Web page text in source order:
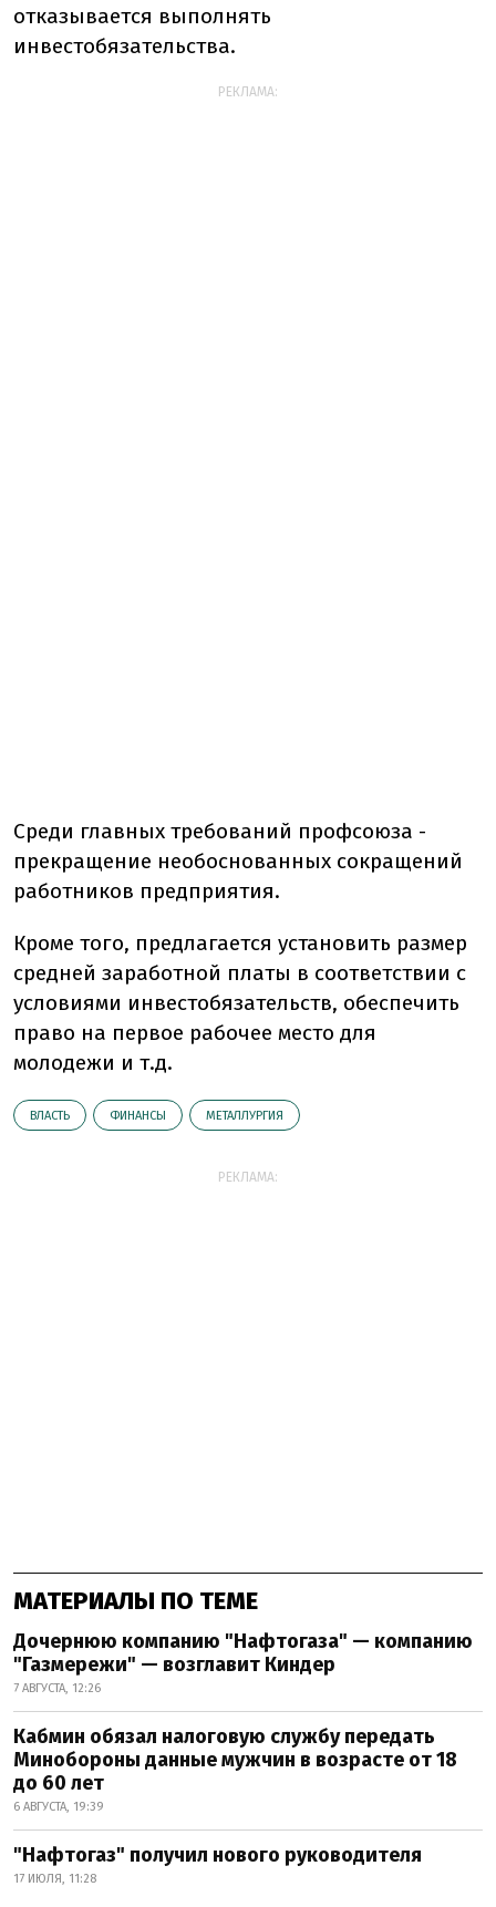
отказывается выполнять
инвестобязательства.
РЕКЛАМА:
Среди главных требований профсоюза -
прекращение необоснованных сокращений
работников предприятия.
Кроме того, предлагается установить размер
средней заработной платы в соответствии с
условиями инвестобязательств, обеспечить
право на первое рабочее место для
молодежи и т.д.
ВЛАСТЬ ФИНАНСЫ МЕТАЛЛУРГИЯ
РЕКЛАМА:
МАТЕРИАЛЫ ПО ТЕМЕ
Дочернюю компанию "Нафтогаза" — компанию
"Газмережи" — возглавит Киндер
7 АВГУСТА, 12:26
Кабмин обязал налоговую службу передать
Минобороны данные мужчин в возрасте от 18
до 60 лет
6 АВГУСТА, 19:39
"Нафтогаз" получил нового руководителя
17 ИЮЛЯ, 11:28